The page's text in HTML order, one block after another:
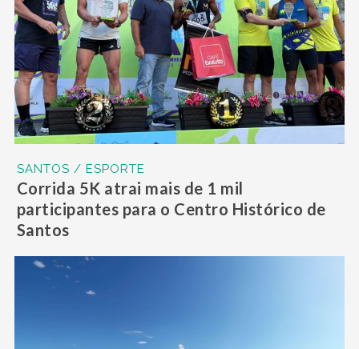
SANTOS / ESPORTE
Corrida 5K atrai mais de 1 mil
participantes para o Centro Histórico de
Santos